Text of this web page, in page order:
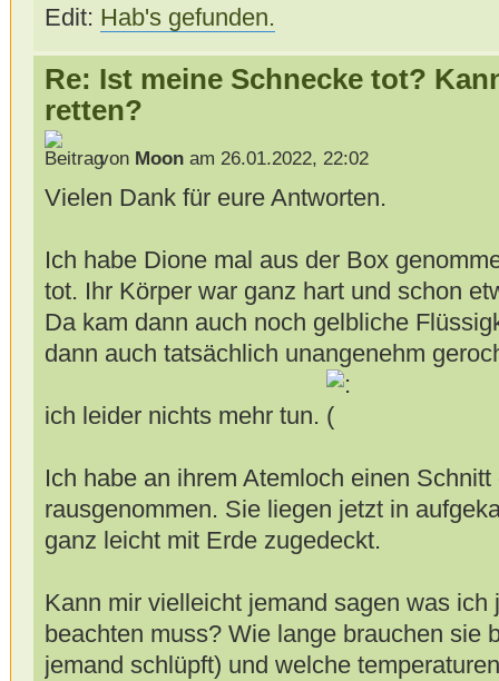
Edit: Hab's gefunden.
Re: Ist meine Schnecke tot?
retten?
von Moonam 26.01.2022, 22:02
Vielen Dank für eure Antworten.
Ich habe Dione mal aus der Box
tot. Ihr Körper war ganz hart und schon
Da kam dann auch noch gelbliche
dann auch tatsächlich unangenehm
ich leider nichts mehr tun.
Ich habe an ihrem Atemloch einen
rausgenommen. Sie liegen jetzt in
ganz leicht mit Erde zugedeckt.
Kann mir vielleicht jemand sagen was
beachten muss? Wie lange brauchen sie
jemand schlüpft) und welche